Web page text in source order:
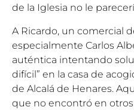
de la Iglesia no le
A Ricardo, un comercial
especialmente Carlos
auténtica intentando
difícil” en la casa de
de Alcalá de Henares.
que no encontró en otros